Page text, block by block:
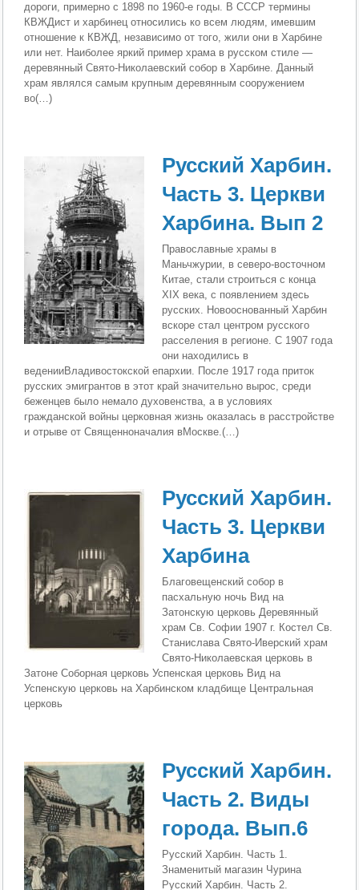
дороги, примерно с 1898 по 1960-е годы. В СССР термины
КВЖДист и харбинец относились ко всем людям, имевшим
отношение к КВЖД, независимо от того, жили они в Харбине
или нет. Наиболее яркий пример храма в русском стиле —
деревянный Свято-Николаевский собор в Харбине. Данный
храм являлся самым крупным деревянным сооружением
во(…)
Русский Харбин.
Часть 3. Церкви
Харбина. Вып 2
Православные храмы в
Маньчжурии, в северо-восточном
Китае, стали строиться с конца
XIX века, с появлением здесь
русских. Новооснованный Харбин
вскоре стал центром русского
расселения в регионе. С 1907 года
они находились в
веденииВладивостокской епархии. После 1917 года приток
русских эмигрантов в этот край значительно вырос, среди
беженцев было немало духовенства, а в условиях
гражданской войны церковная жизнь оказалась в расстройстве
и отрыве от Священноначалия вМоскве.(…)
Русский Харбин.
Часть 3. Церкви
Харбина
Благовещенский собор в
пасхальную ночь Вид на
Затонскую церковь Деревянный
храм Св. Софии 1907 г. Костел Св.
Станислава Свято-Иверский храм
Свято-Николаевская церковь в
Затоне Соборная церковь Успенская церковь Вид на
Успенскую церковь на Харбинском кладбище Центральная
церковь
Русский Харбин.
Часть 2. Виды
города. Вып.6
Русский Харбин. Часть 1.
Знаменитый магазин Чурина
Русский Харбин. Часть 2.